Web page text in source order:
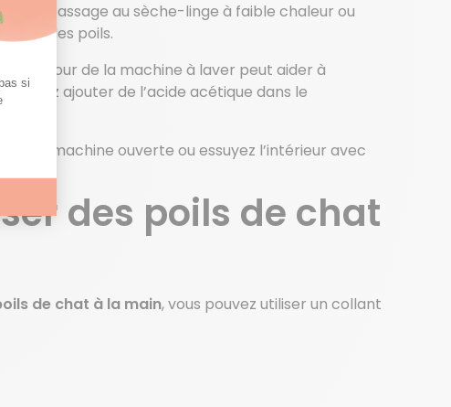
le passage au sèche-linge à faible chaleur ou
des poils.
tambour de la machine à laver peut aider à
ajouter de l’acide acétique dans le
de la machine ouverte ou essuyez l’intérieur avec
des poils de chat
de chat à la main, vous pouvez utiliser un collant